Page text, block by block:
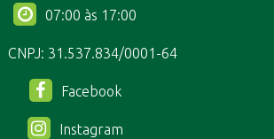
07:00 às 17:00
CNPJ: 31.537.834/0001-64
Facebook
Instagram